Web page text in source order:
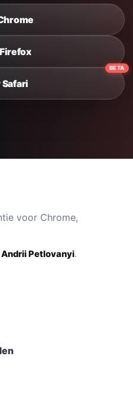
BETA
Safari
voor Chrome,
Andrii Petlovanyi.